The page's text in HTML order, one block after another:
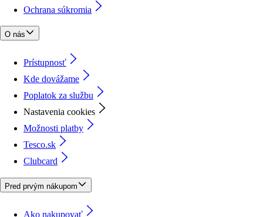
Ochrana súkromia
O nás
Prístupnosť
Kde dovážame
Poplatok za službu
Nastavenia cookies
Možnosti platby
Tesco.sk
Clubcard
Pred prvým nákupom
Ako nakupovať